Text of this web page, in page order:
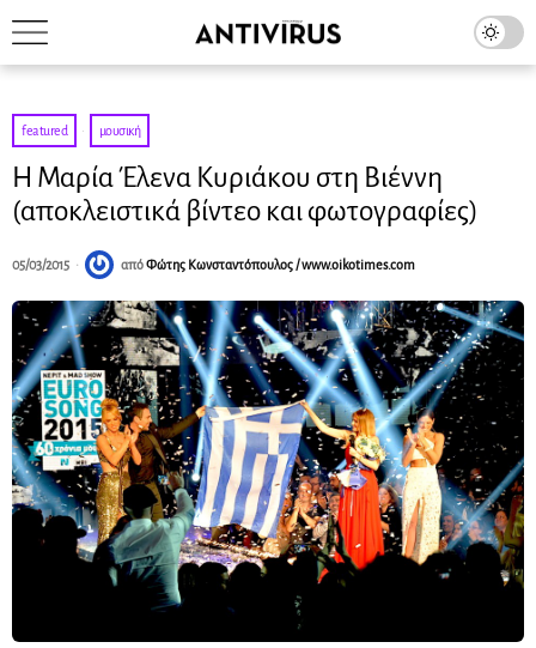
featured · μουσική
Η Μαρία Έλενα Κυριάκου στη Βιέννη
(αποκλειστικά βίντεο και φωτογραφίες)
05/03/2015 απόΦώτης Κωνσταντόπουλος / www.oikotimes.com